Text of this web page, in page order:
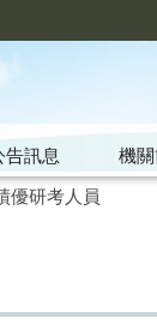
告訊息 機
優研考人員